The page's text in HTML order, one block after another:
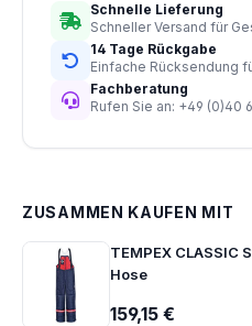
Schnelle Lieferung
Schneller Versand für
14 Tage Rückgabe
Einfache Rücksendung
Fachberatung
Rufen Sie an: +49 (0)40
ZUSAMMEN KAUFEN MIT
TEMPEX CLASSIC
Hose
159,15 €